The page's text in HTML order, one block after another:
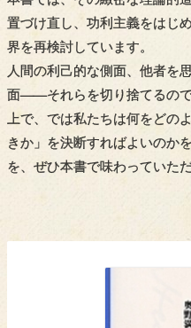
置づけ直し、功利主義をはじ
界を再検討しています。
人間の利己的な側面、他者を
面――それらを切り捨てるの
上で、では私たちは何をどの
きか」を決断すればよいのか
を、ぜひ本書で味わっていた